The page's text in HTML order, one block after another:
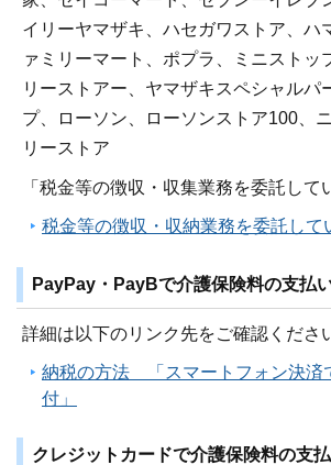
イリーヤマザキ、ハセガワストア、ハ
ァミリーマート、ポプラ、ミニストッ
リーストアー、ヤマザキスペシャルパ
プ、ローソン、ローソンストア100、
リーストア
「税金等の徴収・収集業務を委託して
税金等の徴収・収納業務を委託して
PayPay・PayBで介護保険料の支払
詳細は以下のリンク先をご確認くださ
納税の方法 「スマートフォン決済
付」
クレジットカードで介護保険料の支